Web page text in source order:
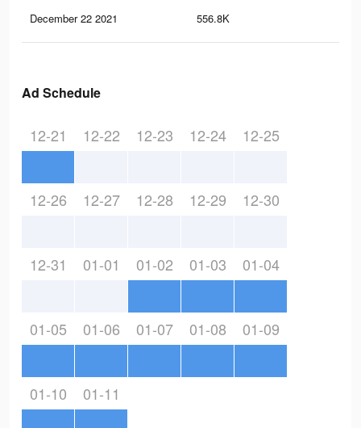
December 22 2021 556.8K
Ad Schedule
12-21 12-22 12-23 12-24 12-25
12-26 12-27 12-28 12-29 12-30
12-31 01-01 01-02 01-03 01-04
01-05 01-06 01-07 01-08 01-09
01-10 01-11